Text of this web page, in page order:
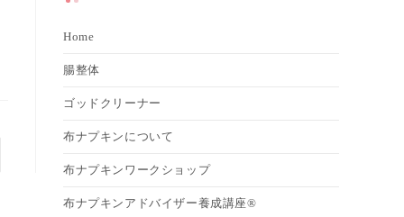
Home
腸整体
ゴッドクリーナー
布ナプキンについて
布ナプキンワークショップ
布ナプキンアドバイザー養成講座®